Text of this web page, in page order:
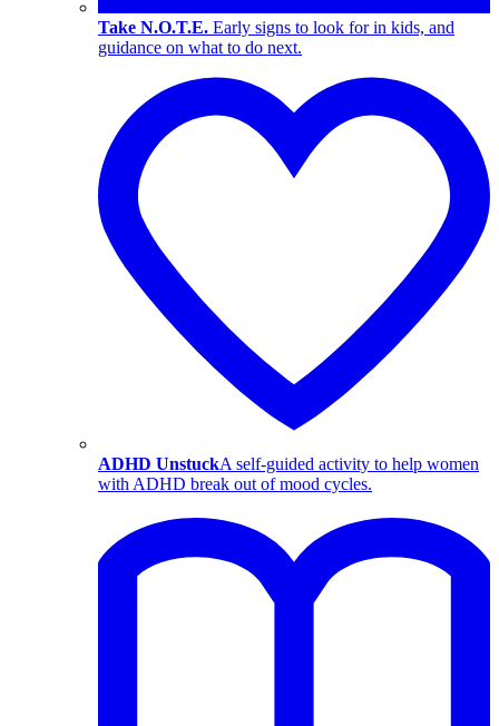
Take N.O.T.E. Early signs to look for in kids, and
guidance on what to do next.
ADHD UnstuckA self-guided activity to help women
with ADHD break out of mood cycles.